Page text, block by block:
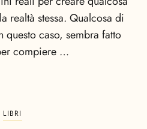
realtà stessa. Qualcosa di
caso, sembra fatto
compiere …
LIBRI